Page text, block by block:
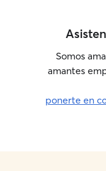
Somos
amantes
ponerte en